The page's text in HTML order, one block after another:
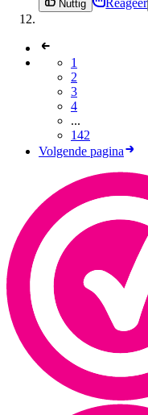
Nuttig Reageer
1
2
3
4
...
142
Volgende pagina